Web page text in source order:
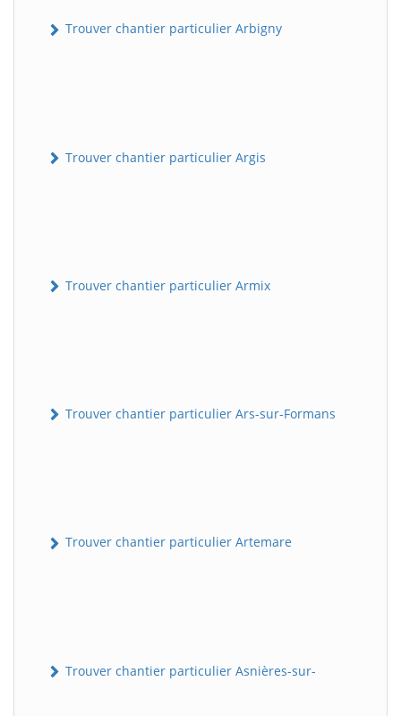
Trouver chantier particulier Arbigny
Trouver chantier particulier Argis
Trouver chantier particulier Armix
Trouver chantier particulier Ars-sur-Formans
Trouver chantier particulier Artemare
Trouver chantier particulier Asnières-sur-